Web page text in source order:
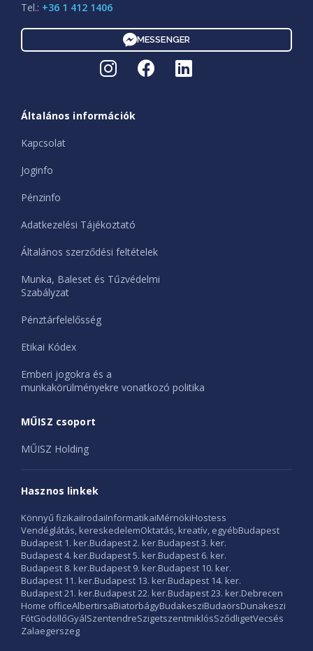
Tel.: +36 1 412 1406
MESSENGER
Általános információk
Kapcsolat
Joginfo
Pénzinfo
Adatkezelési Tájékoztató
Általános szerződési feltételek
Munka, Baleset és Tűzvédelmi
Szabályzat
Pénztárfelelősség
Etikai Kódex
Emberi jogokra és a
munkakörülményekre vonatkozó politika
MŰISZ csoport
MŰISZ Holding
Hasznos linkek
Könnyű fizikaiIrodaiInformatikaiMérnökiHostess
Vendéglátás, kereskedelemOktatás, kreatív, egyébBudapest
Budapest 1. ker.Budapest 2. ker.Budapest 3. ker.
Budapest 4. ker.Budapest 5. ker.Budapest 6. ker.
Budapest 8. ker.Budapest 9. ker.Budapest 10. ker.
Budapest 11. ker.Budapest 13. ker.Budapest 14. ker.
Budapest 21. ker.Budapest 22. ker.Budapest 23. ker.Debrecen
Home officeAlbertirsaBiatorbágyBudakesziBudaörsDunakeszi
FótGödöllőGyálSzentendreSzigetszentmiklósSződligetVecsés
Zalaegerszeg